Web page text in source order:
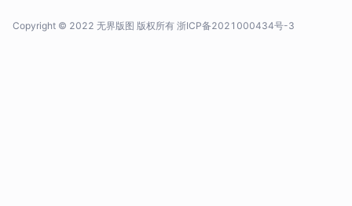
Copyright © 2022 无界版图 版权所有 浙ICP备2021000434号-3